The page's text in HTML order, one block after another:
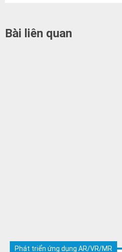
Bài liên quan
Phát triển ứng dụng AR/VR/MR